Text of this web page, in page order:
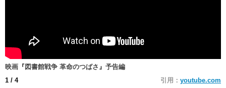
映画『図書館戦争 革命のつばさ』予告編
1 / 4 引用： youtube.com